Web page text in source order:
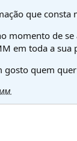
que consta
de
em toda a sua
gosto quem